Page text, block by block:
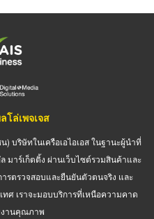
โล่เพจเจส
บริษัทในเครือเอไอเอส ในฐานะผู้นำที่
าร์เก็ตติ้ง ผ่านเว็บไซต์รวมสินค้าและ
รตรวจสอบและยืนยันตัวตนจริง และ
ศ เราจะมอบบริการที่เหนือความคาด
านคุณภาพ